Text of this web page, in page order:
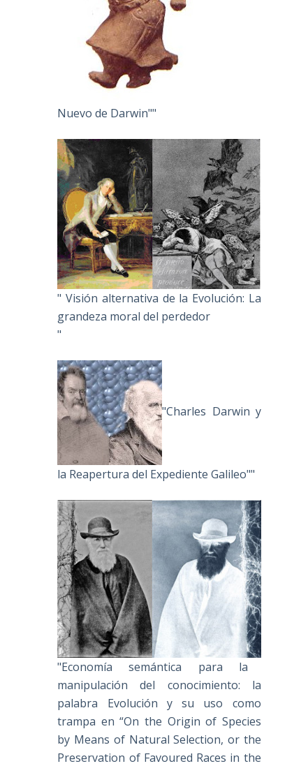
Nuevo de Darwin""
" Visión alternativa de la Evolución: La
grandeza moral del perdedor
"
"Charles Darwin y
la Reapertura del Expediente Galileo""
"Economía semántica para la
manipulación del conocimiento: la
palabra Evolución y su uso como
trampa en “On the Origin of Species
by Means of Natural Selection, or the
Preservation of Favoured Races in the